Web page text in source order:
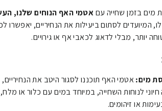
מים בזמן שחייה עםאטמי האף הנוחים שלנו,
המיועדים לסתום ביעילות את הנחיריים, יאפשרו
יותר, מבלי לדאוג לכאבי אף או גירויים.
מים:אטמי האף תוכננו לסגור היטב את הנחיריים,
לנוחות השחייה, במיוחד במים עם כלור או מלח,
או זיהומים.